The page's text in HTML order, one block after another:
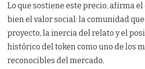
Lo que sostiene este precio, afirma el
bien el valor social: la comunidad
proyecto, la inercia del relato y el
histórico del token como uno de los
reconocibles del mercado.